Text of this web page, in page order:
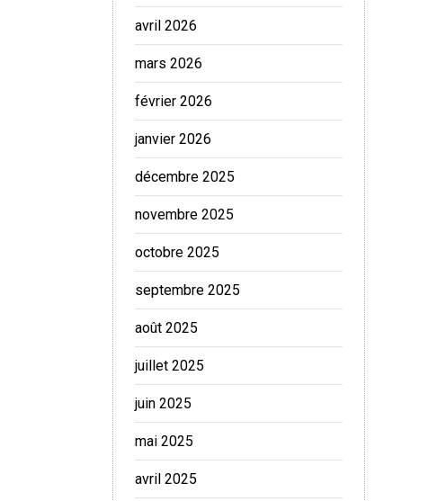
avril 2026
mars 2026
février 2026
janvier 2026
décembre 2025
novembre 2025
octobre 2025
septembre 2025
août 2025
juillet 2025
juin 2025
mai 2025
avril 2025